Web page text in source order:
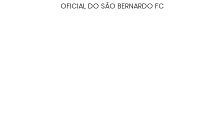
OFICIAL DO SÃO BERNARDO FC